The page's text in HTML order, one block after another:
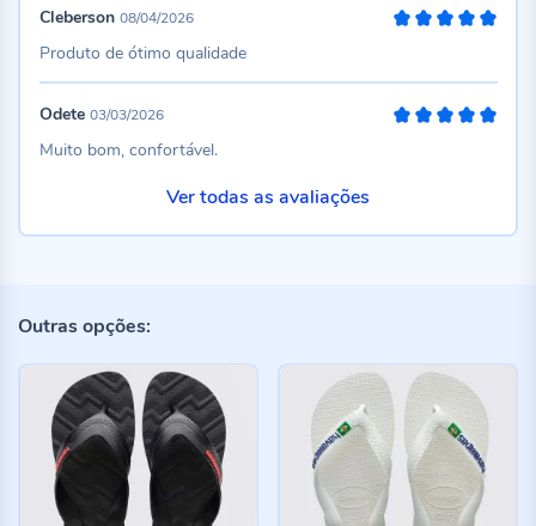
Cleberson 08/04/2026
Produto de ótimo qualidade
Odete 03/03/2026
Muito bom, confortável.
Ver todas as avaliações
Outras opções: